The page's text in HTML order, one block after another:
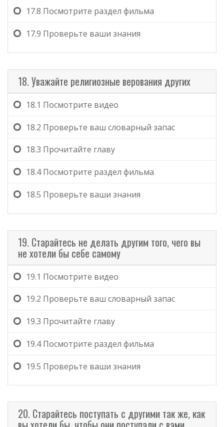
17.8 Посмотрите раздел фильма
17.9 Проверьте ваши знания
18. Уважайте религиозные верования других
18.1 Посмотрите видео
18.2 Проверьте ваш словарный запас
18.3 Прочитайте главу
18.4Посмотрите раздел фильма
18.5 Проверьте ваши знания
19. Старайтесь не делать другим того, чего вы
не хотели бы себе самому
19.1 Посмотрите видео
19.2 Проверьте ваш словарный запас
19.3 Прочитайте главу
19.4Посмотрите раздел фильма
19.5 Проверьте ваши знания
20. Старайтесь поступать с другими так же, как